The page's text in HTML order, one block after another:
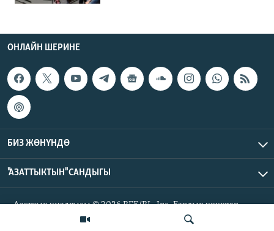
ОНЛАЙН ШЕРИНЕ
БИЗ ЖӨНҮНДӨ
"АЗАТТЫКТЫН" САНДЫГЫ
Азаттык үналгысы © 2026 RFE/RL, Inc. Бардык укуктар